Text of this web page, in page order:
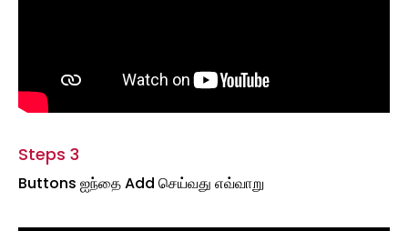
Steps 3
Buttons ஐந்தை Add செய்வது எவ்வாறு